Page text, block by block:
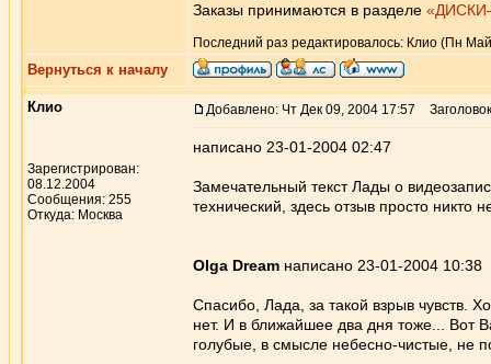
Заказы принимаются в разделе
Последний раз редактировалось: Клио (Пн
Вернуться к началу
Клио
Зарегистрирован:
08.12.2004
Сообщения: 255
Откуда: Москва
Добавлено: Чт Дек 09, 2004 17:57
написано 23-01-2004 02:47
Замечательный текст Лады о
технический, здесь отзыв просто никто
Olga Dream написано 23-01-2004 10:38
Спасибо, Лада, за такой взрыв чувств.
нет. И в ближайшее два дня тоже... Вот
голубые, в смысле небесно-чистые, не